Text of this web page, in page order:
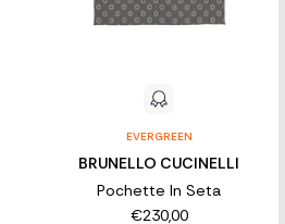
EVERGREEN
BRUNELLO CUCINELLI
Pochette In Seta
€230,00